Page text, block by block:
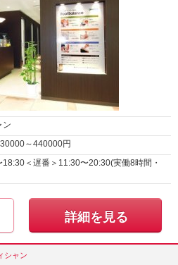
ン
～440000円
18:30＜遅番＞11:30〜20:30(実働8時間・
詳細を見る
シャン